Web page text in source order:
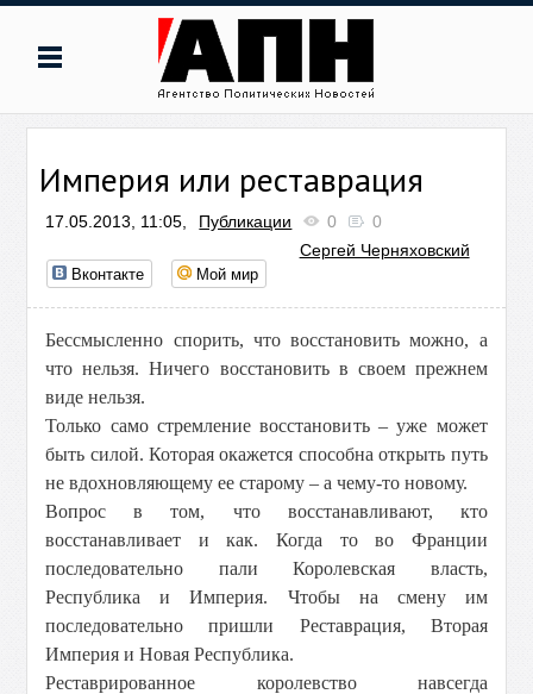
Империя или реставрация
17.05.2013, 11:05, Публикации 0
0
Сергей Черняховский
Вконтакте Мой мир
Бессмысленно спорить, что восстановить можно, а
что нельзя. Ничего восстановить в своем прежнем
виде нельзя.
Только само стремление восстановить – уже может
быть силой. Которая окажется способна открыть путь
не вдохновляющему ее старому – а чему-то новому.
Вопрос в том, что восстанавливают, кто
восстанавливает и как. Когда то во Франции
последовательно пали Королевская власть,
Республика и Империя. Чтобы на смену им
последовательно пришли Реставрация, Вторая
Империя и Новая Республика.
Реставрированное королевство навсегда